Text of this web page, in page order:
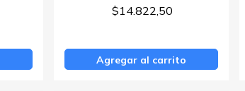
$14.822,50
Agregar al carrito